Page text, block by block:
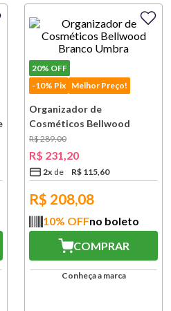
20% OFF
-10% Pix Melhor Preço!
Organizador de
Cosméticos Bellwood
Branco Umbra
R$289,00
R$ 231,20
2x R$ 115,60
R$ 208,08
10% OFFno boleto
COMPRAR
Conheça a marca